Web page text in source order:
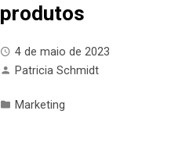
produtos
4 de maio de 2023
Patricia Schmidt
Marketing